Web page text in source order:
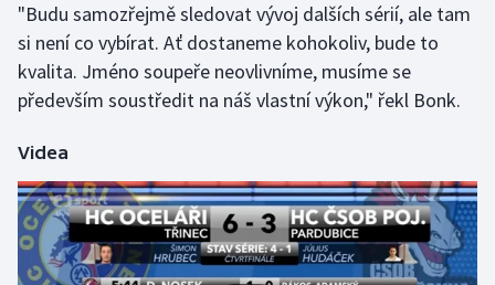
Sportovní střelba
Stolní tenis
Vodní slalom
Volejbal
"Budu samozřejmě sledovat vývoj dalších sérií, ale tam
si není co vybírat. Ať dostaneme kohokoliv, bude to
kvalita. Jméno soupeře neovlivníme, musíme se
především soustředit na náš vlastní výkon," řekl Bonk.
Videa